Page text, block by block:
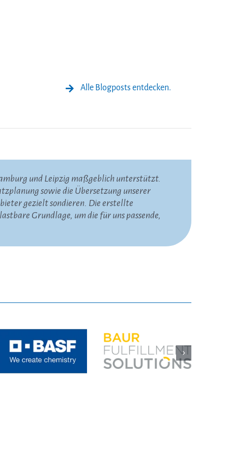
Alle Blogposts entdecken.
und Leipzig maßgeblich unterstützt.
sowie die Übersetzung unserer
gezielt sondieren. Die erstellte
Grundlage, um die für uns passende,
verlässlich und wertvoll. Besonders
umsetzen lassen. Die kontinuierliche
für uns besonders wertvoll. Wir freuen
Contact-Center-Dienstleistungen sehr
zu klären, unsere Anforderungen über
zu erstellen. Dadurch
und zukünftigen Anforderungen am besten